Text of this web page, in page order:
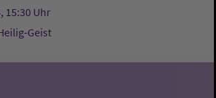
15:30 Uhr
Geist